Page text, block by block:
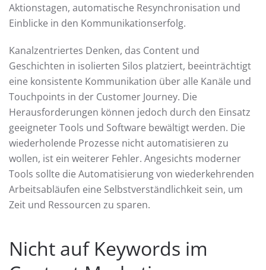
Aktionstagen, automatische Resynchronisation und
Einblicke in den Kommunikationserfolg.
Kanalzentriertes Denken, das Content und
Geschichten in isolierten Silos platziert, beeinträchtigt
eine konsistente Kommunikation über alle Kanäle und
Touchpoints in der Customer Journey. Die
Herausforderungen können jedoch durch den Einsatz
geeigneter Tools und Software bewältigt werden. Die
wiederholende Prozesse nicht automatisieren zu
wollen, ist ein weiterer Fehler. Angesichts moderner
Tools sollte die Automatisierung von wiederkehrenden
Arbeitsabläufen eine Selbstverständlichkeit sein, um
Zeit und Ressourcen zu sparen.
Nicht auf Keywords im